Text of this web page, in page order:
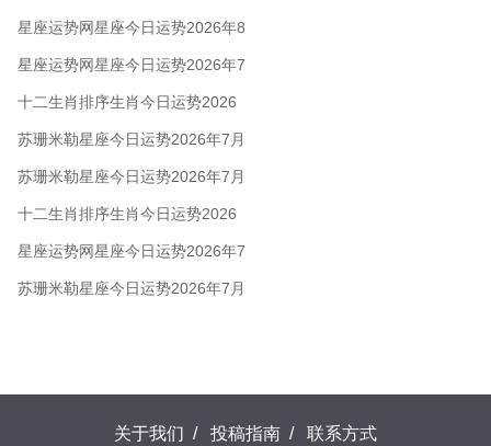
5日
星座运势网星座今日运势2026年8
月5日
星座运势网星座今日运势2026年7
月28日
十二生肖排序生肖今日运势2026
年7月28日
苏珊米勒星座今日运势2026年7月
28日
苏珊米勒星座今日运势2026年7月
24日
十二生肖排序生肖今日运势2026
年7月22日
星座运势网星座今日运势2026年7
月22日
苏珊米勒星座今日运势2026年7月
关于我们 / 投稿指南 / 联系方式